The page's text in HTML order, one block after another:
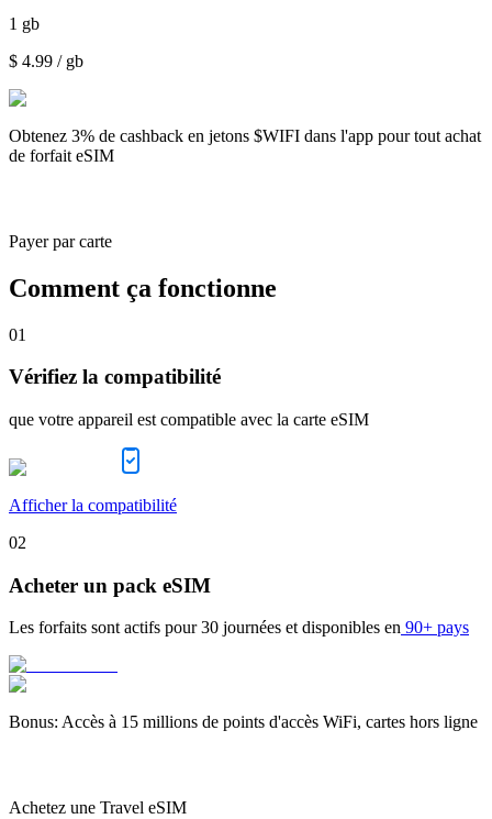
1 gb
$ 4.99 / gb
Obtenez 3% de cashback en jetons $WIFI dans l'app pour tout achat
de forfait eSIM
Payer par carte
Comment ça fonctionne
01
Vérifiez la compatibilité
que votre appareil est compatible avec la carte eSIM
Afficher la compatibilité
02
Acheter un pack eSIM
Les forfaits sont actifs pour 30 journées et disponibles en 90+ pays
Bonus: Accès à 15 millions de points d'accès WiFi, cartes hors ligne
Achetez une Travel eSIM